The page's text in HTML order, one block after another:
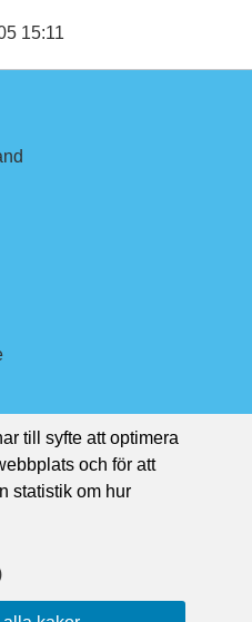
15:11
på Facebook
medier
till syfte att optimera
och för att
statistik om hur